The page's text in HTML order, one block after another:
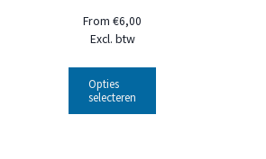
From€6,00
Excl. btw
Opties
selecteren